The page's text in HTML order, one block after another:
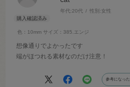
年代:20代 性別:女性
色：10mm サイズ：385.エンジ
想像通りでよかったです
端がほつれる素材なのだけ注意！
参考になった